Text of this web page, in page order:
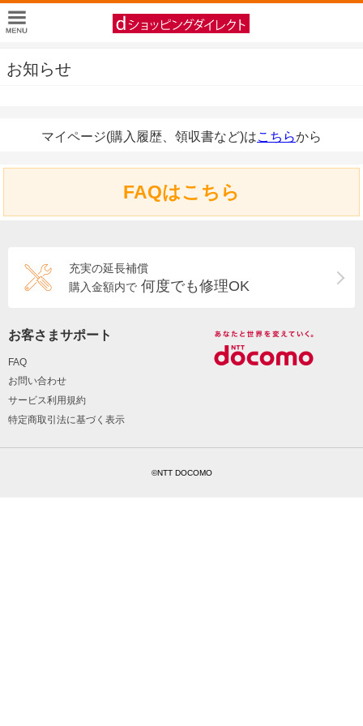
お知らせ
マイページ(購入履歴、領収書など)はこちらから
FAQはこちら
充実の延長補償
購入金額内で 何度でも修理OK
お客さまサポート
FAQ
お問い合わせ
サービス利用規約
特定商取引法に基づく表示
©NTT DOCOMO